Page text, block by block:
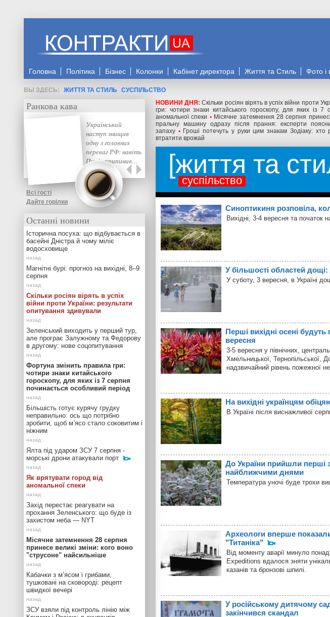
Головна Політика Бізнес Колонки Кабінет директора Життя та Стиль Фото і
ЖИТТЯ ТА СТИЛЬ СУСПІЛЬСТВО
НОВИНИ ДНЯ:Скільки росіян вірять в успіх війни проти
гри: чотири знаки китайського гороскопу, для яких із 7
аномальної спеки • Місячне затемнення 28 серпня
пральну машину одразу після прання: експерти
запаху • Гроші потечуть у руки цим знакам Зодіаку: хто
втратити врожай
життя та
суспільство
Синоптикиня розповіла,
Вихідні, 3-4 вересня та початок
У більшості областей
У суботу, 3 вересня, в Україні
Перші вихідні осені
вересня
3-5 вересня у північних,
Хмельницької, Тернопільської,
надзвичайний рівень пожежної
На вихідні українцям
В Україні після виснажливої
До України прийшли перші
найближчими днями
Температура уночі буде трохи
Археологи вперше
"Титаніка"
Від моменту аварії минуло
Expeditions вдалося зняти
казанів та бронзові шпилі.
У російському дитячому
закінчився скандал
Ранкова кава
Український
наступ знищив
одну з головних
переваг РФ: навіть
Путін припинив…
Всі гості
Дайте горілки
Останні новини
Історична посуха: що відбувається в
басейні Дністра й чому міліє
водосховище
Магнітні бурі: прогноз на вихідні, 8–9
серпня
Скільки росіян вірять в успіх
війни проти України: результати
опитування здивували
Зеленський виходить у перший тур,
але програє Залужному та Федорову
в другому: нове соцопитування
Фортуна змінить правила гри:
чотири знаки китайського
гороскопу, для яких із 7 серпня
починається особливий період
Більшість готує курячу грудку
неправильно: ось що потрібно
зробити, щоб м’ясо стало соковитим і
ніжним
Ялта під ударом ЗСУ 7 серпня -
морські дрони атакували порт
Як врятувати город від
аномальної спеки
Захід перестає реагувати на
прохання Зеленського: що буде із
захистом неба — NYT
Місячне затемнення 28 серпня
принесе великі зміни: кого воно
"струсоне" найсильніше
Кабачки з м’ясом і грибами,
тушковані на сковороді: рецепт
швидкої вечері
ЗСУ взяли під контроль лінію між